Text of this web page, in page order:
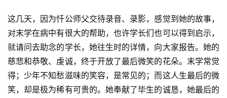
善
佛
教
物
登录 注册
这几天，因为忏公师父交待录音、录影，感觉到她的故事，
对末学在病中有很大的帮助，也许学长们也可以得到启示，
就请问去助念的学长，她往生时的详情，向大家报告。她的
慈悲和恭敬、虔诚，终于开放了最后微笑的花朵。末学常觉
得；少年不知愁滋味的笑容，是常见的；而这人生最后的微
笑，却是极为稀有可贵的。她奉献了毕生的诚恳，她最后的